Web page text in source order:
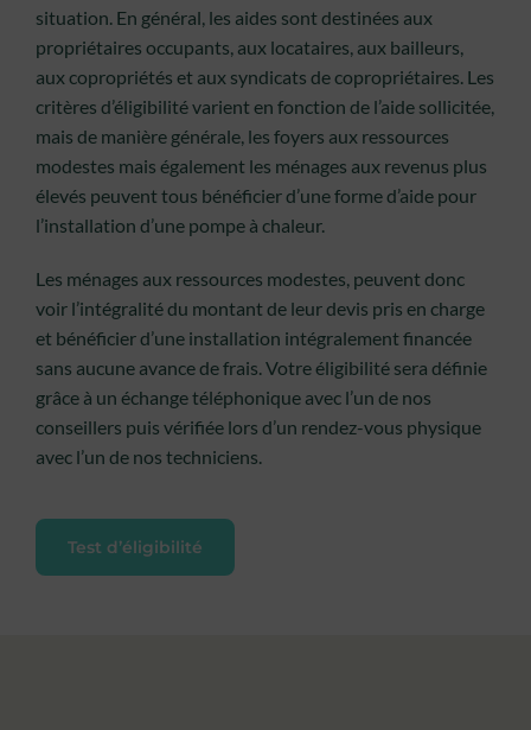
situation. En général, les aides sont destinées aux
propriétaires occupants, aux locataires, aux bailleurs,
aux copropriétés et aux syndicats de copropriétaires. Les
critères d’éligibilité varient en fonction de l’aide sollicitée,
mais de manière générale, les foyers aux ressources
modestes mais également les ménages aux revenus plus
élevés peuvent tous bénéficier d’une forme d’aide pour
l’installation d’une pompe à chaleur.
Les ménages aux ressources modestes, peuvent donc
voir l’intégralité du montant de leur devis pris en charge
et bénéficier d’une installation intégralement financée
sans aucune avance de frais. Votre éligibilité sera définie
grâce à un échange téléphonique avec l’un de nos
conseillers puis vérifiée lors d’un rendez-vous physique
avec l’un de nos techniciens.
Test d’éligibilité